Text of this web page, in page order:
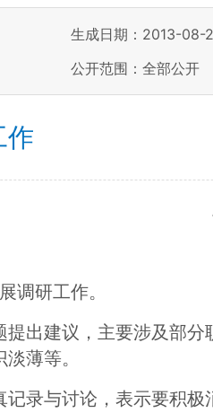
生成日期：2013-08-
公开范围：全部公开
作
调研工作。
出建议，主要涉及部分
薄等。
录与讨论，表示要积极